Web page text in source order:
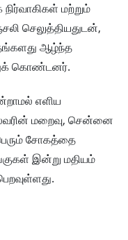
மற்றும்
செலுத்தியதுடன்,
ஆழ்ந்த
கொண்டனர்.
எளிய
மறைவு, சென்னை
சோகத்தை
இன்று மதியம்